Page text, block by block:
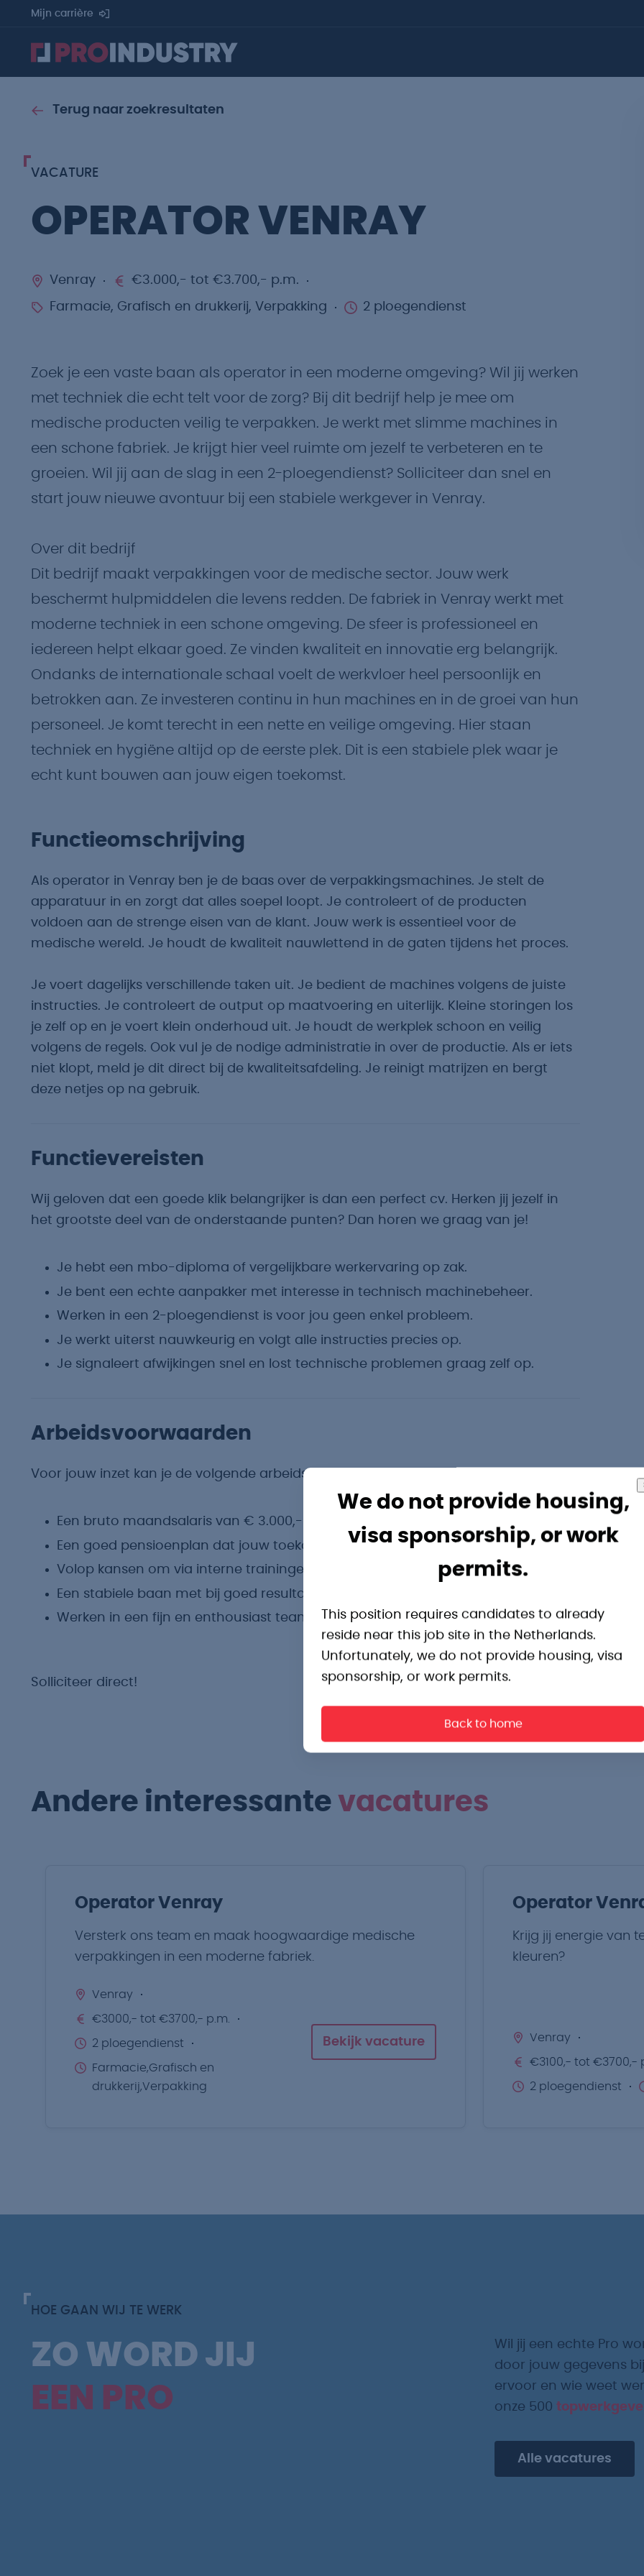
We do not provide housing,
visa sponsorship, or work
permits.
This position requires candidates to already
reside near this job site in the Netherlands.
Unfortunately, we do not provide housing, visa
sponsorship, or work permits.
Back to home
Mijn carrière
Terug naar zoekresultaten
VACATURE
OPERATOR VENRAY
Venray €3.000,- tot €3.700,- p.m.
Farmacie, Grafisch en drukkerij, Verpakking 2 ploegendienst
Zoek je een vaste baan als operator in een moderne omgeving? Wil jij werken
met techniek die echt telt voor de zorg? Bij dit bedrijf help je mee om
medische producten veilig te verpakken. Je werkt met slimme machines in
een schone fabriek. Je krijgt hier veel ruimte om jezelf te verbeteren en te
groeien. Wil jij aan de slag in een 2-ploegendienst? Solliciteer dan snel en
start jouw nieuwe avontuur bij een stabiele werkgever in Venray.
Over dit bedrijf
Dit bedrijf maakt verpakkingen voor de medische sector. Jouw werk
beschermt hulpmiddelen die levens redden. De fabriek in Venray werkt met
moderne techniek in een schone omgeving. De sfeer is professioneel en
iedereen helpt elkaar goed. Ze vinden kwaliteit en innovatie erg belangrijk.
Ondanks de internationale schaal voelt de werkvloer heel persoonlijk en
betrokken aan. Ze investeren continu in hun machines en in de groei van hun
personeel. Je komt terecht in een nette en veilige omgeving. Hier staan
techniek en hygiëne altijd op de eerste plek. Dit is een stabiele plek waar je
echt kunt bouwen aan jouw eigen toekomst.
Functieomschrijving
Als operator in Venray ben je de baas over de verpakkingsmachines. Je stelt de
apparatuur in en zorgt dat alles soepel loopt. Je controleert of de producten
voldoen aan de strenge eisen van de klant. Jouw werk is essentieel voor de
medische wereld. Je houdt de kwaliteit nauwlettend in de gaten tijdens het proces.
Je voert dagelijks verschillende taken uit. Je bedient de machines volgens de juiste
instructies. Je controleert de output op maatvoering en uiterlijk. Kleine storingen los
je zelf op en je voert klein onderhoud uit. Je houdt de werkplek schoon en veilig
volgens de regels. Ook vul je de nodige administratie in over de productie. Als er iets
niet klopt, meld je dit direct bij de kwaliteitsafdeling. Je reinigt matrijzen en bergt
deze netjes op na gebruik.
Functievereisten
Wij geloven dat een goede klik belangrijker is dan een perfect cv. Herken jij jezelf in
het grootste deel van de onderstaande punten? Dan horen we graag van je!
Je hebt een mbo-diploma of vergelijkbare werkervaring op zak.
Je bent een echte aanpakker met interesse in technisch machinebeheer.
Werken in een 2-ploegendienst is voor jou geen enkel probleem.
Je werkt uiterst nauwkeurig en volgt alle instructies precies op.
Je signaleert afwijkingen snel en lost technische problemen graag zelf op.
Arbeidsvoorwaarden
Voor jouw inzet kan je de volgende arbeidsvoorwaarden verwachten:
Een bruto maandsalaris van € 3.000,- tot € 3.700,- inclusief ploegentoeslag.
Een goed pensioenplan dat jouw toekomst na het werk veiligstelt.
Volop kansen om via interne trainingen een echte specialist te worden.
Een stabiele baan met bij goed resultaat uitzicht op een vast contract.
Werken in een fijn en enthousiast team in een schone omgeving.
Solliciteer direct!
Andere interessante vacatures
Operator Venray
Versterk ons team en maak hoogwaardige medische
verpakkingen in een moderne fabriek.
Venray
€3000,- tot €3700,- p.m.
2 ploegendienst
Farmacie,Grafisch en
drukkerij,Verpakking
Bekijk vacature
Operator
Krijg jij energie van
kleuren?
Venray
€3100,- tot €3700,-
2 ploegendienst
HOE GAAN WIJ TE WERK
ZO WORD JIJ
EEN PRO
Wil jij een echte Pro
door jouw gegevens
ervoor en wie weet
onze 500
Alle vacatures